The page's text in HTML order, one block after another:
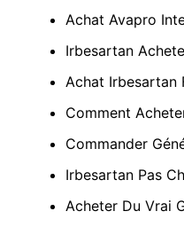
Achat Avapro
Irbesartan
Achat Irbesartan
Comment
Commander
Irbesartan Pas
Acheter Du Vrai